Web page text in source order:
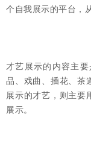
个自我展示的平台，
才艺展示的内容主
品、戏曲、插花、茶
展示的才艺，则主要
展示。